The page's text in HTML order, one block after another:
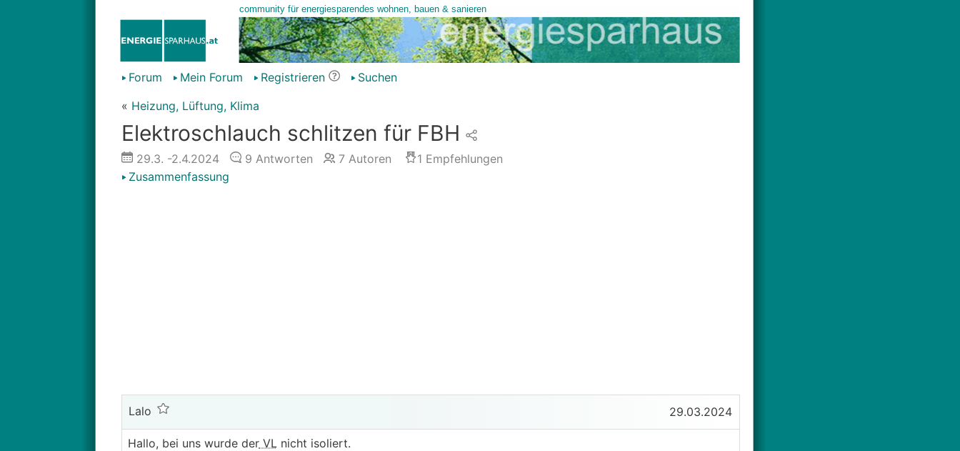
Forum Mein Forum Registrieren
Suchen
« Heizung, Lüftung, Klima
Elektroschlauch schlitzen für FBH
29.3. -2.4.2024 9 Antworten 7Autoren 1 Empfehlungen
Zusammenfassung
Lalo 29.03.2024
Hallo, bei uns wurde derVLnicht isoliert.